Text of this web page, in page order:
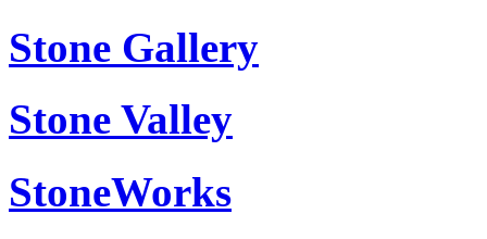
Stone Gallery
Stone Valley
StoneWorks